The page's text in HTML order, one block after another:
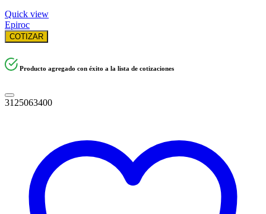
Quick view
Epiroc
COTIZAR
Producto agregado con éxito a la lista de cotizaciones
3125063400